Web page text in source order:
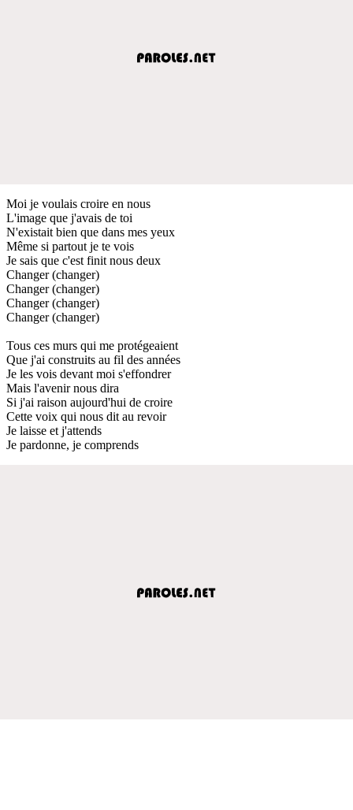
Moi je voulais croire en nous
L'image que j'avais de toi
N'existait bien que dans mes yeux
Même si partout je te vois
Je sais que c'est finit nous deux
Changer (changer)
Changer (changer)
Changer (changer)
Changer (changer)
Tous ces murs qui me protégeaient
Que j'ai construits au fil des années
Je les vois devant moi s'effondrer
Mais l'avenir nous dira
Si j'ai raison aujourd'hui de croire
Cette voix qui nous dit au revoir
Je laisse et j'attends
Je pardonne, je comprends